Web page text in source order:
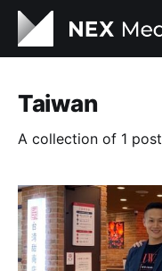
Taiwan
A collection of 1 post